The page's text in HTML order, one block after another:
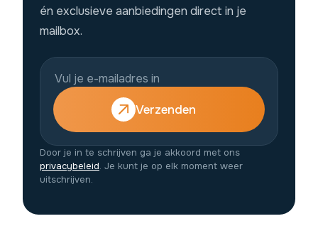
én exclusieve aanbiedingen direct in je
mailbox.
Verzenden
Door je in te schrijven ga je akkoord met ons
privacybeleid. Je kunt je op elk moment weer
uitschrijven.